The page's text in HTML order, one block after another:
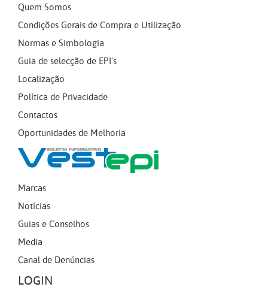
Quem Somos
Condições Gerais de Compra e Utilização
Normas e Simbologia
Guia de selecção de EPI's
Localização
Política de Privacidade
Contactos
Oportunidades de Melhoria
Marcas
Notícias
Guias e Conselhos
Media
Canal de Denúncias
LOGIN